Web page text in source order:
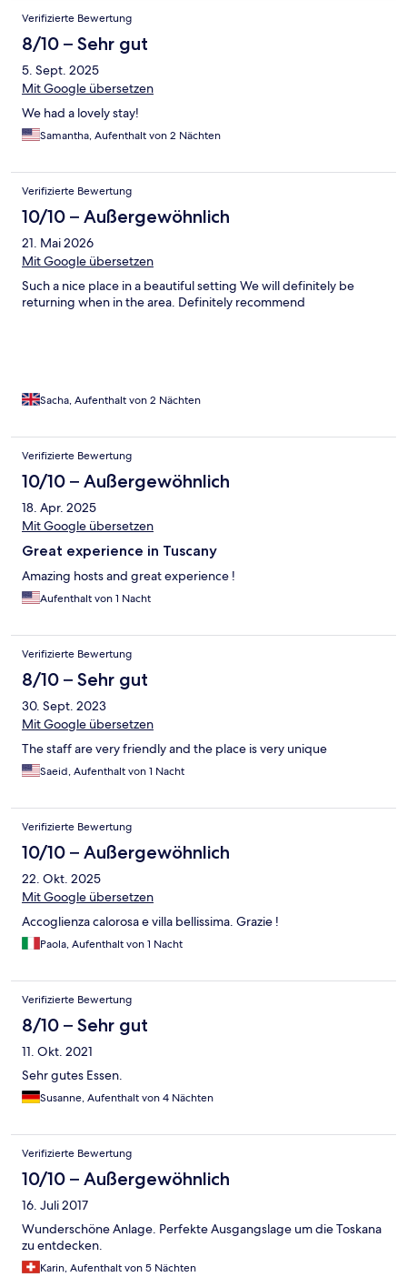
Verifizierte Bewertung
8/10 – Sehr gut
5. Sept. 2025
Mit Google übersetzen
We had a lovely stay!
Samantha, Aufenthalt von 2 Nächten
Verifizierte Bewertung
10/10 – Außergewöhnlich
21. Mai 2026
Mit Google übersetzen
Such a nice place in a beautiful setting We will definitely be
returning when in the area. Definitely recommend
Sacha, Aufenthalt von 2 Nächten
Verifizierte Bewertung
10/10 – Außergewöhnlich
18. Apr. 2025
Mit Google übersetzen
Great experience in Tuscany
Amazing hosts and great experience !
Aufenthalt von 1 Nacht
Verifizierte Bewertung
8/10 – Sehr gut
30. Sept. 2023
Mit Google übersetzen
The staff are very friendly and the place is very unique
Saeid, Aufenthalt von 1 Nacht
Verifizierte Bewertung
10/10 – Außergewöhnlich
22. Okt. 2025
Mit Google übersetzen
Accoglienza calorosa e villa bellissima. Grazie !
Paola, Aufenthalt von 1 Nacht
Verifizierte Bewertung
8/10 – Sehr gut
11. Okt. 2021
Sehr gutes Essen.
Susanne, Aufenthalt von 4 Nächten
Verifizierte Bewertung
10/10 – Außergewöhnlich
16. Juli 2017
Wunderschöne Anlage. Perfekte Ausgangslage um die Toskana
zu entdecken.
Karin, Aufenthalt von 5 Nächten